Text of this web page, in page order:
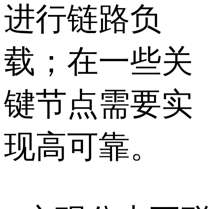
进行链路负
载；在一些关
键节点需要实
现高可靠。